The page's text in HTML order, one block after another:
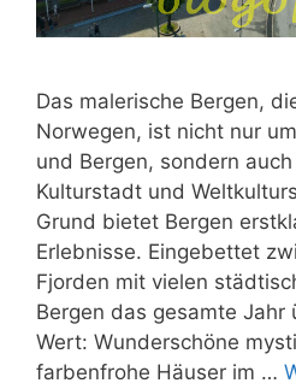
Das malerische Bergen,
Norwegen, ist nicht nur
und Bergen, sondern
Kulturstadt und
Grund bietet Bergen
Erlebnisse. Eingebettet
Fjorden mit vielen
Bergen das gesamte Jahr
Wert: Wunderschöne
farbenfrohe Häuser im …